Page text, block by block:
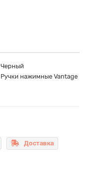
Черный
Ручки нажимные Vantage
Доставка